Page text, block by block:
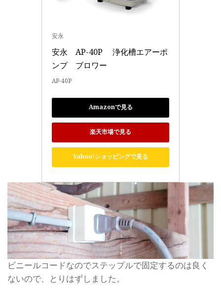
安永
安永　AP-40P 　浄化槽エアーポ
ンプ　ブロワー
AP-40P
Amazonで見る
楽天市場で見る
Yahoo!ショッピングで見る
ビニールコードなのでステップルで固定するのは良く
ないので、とりはずしました。